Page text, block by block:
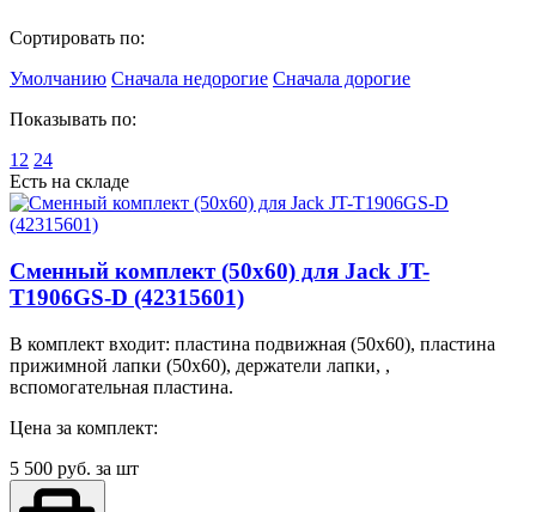
Сортировать по:
Умолчанию Сначала недорогие Сначала дорогие
Показывать по:
12 24
Есть на складе
Сменный комплект (50x60) для Jack JT-
T1906GS-D (42315601)
В комплект входит: пластина подвижная (50x60), пластина
прижимной лапки (50x60), держатели лапки, ,
вспомогательная пластина.
Цена за комплект:
5 500 руб. за шт